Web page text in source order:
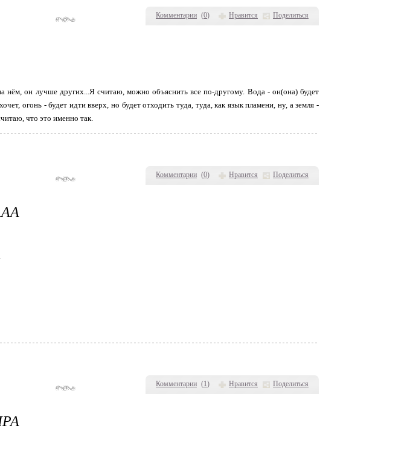
Комментарии (0) Нравится Поделиться
Комментарии (0) Нравится Поделиться
нём, он лучше других...Я считаю, можно объяснить все по-другому. Вода - он(она) будет
огонь - будет идти вверх, но будет отходить туда, туда, как язык пламени, ну, а земля -
что это именно так.
Комментарии (1) Нравится Поделиться